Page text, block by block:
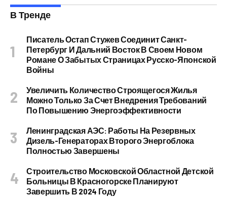
В Тренде
Писатель Остап Стужев Соединит Санкт-
Петербург И Дальний Восток В Своем Новом
Романе О Забытых Страницах Русско-Японской
Войны
Увеличить Количество Строящегося Жилья
Можно Только За Счет Внедрения Требований
По Повышению Энергоэффективности
Ленинградская АЭС: Работы На Резервных
Дизель-Генераторах Второго Энергоблока
Полностью Завершены
Строительство Московской Областной Детской
Больницы В Красногорске Планируют
Завершить В 2024 Году